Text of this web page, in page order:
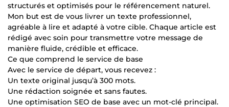
structurés et optimisés pour le référencement naturel.
Mon but est de vous livrer un texte professionnel,
agréable à lire et adapté à votre cible. Chaque article est
rédigé avec soin pour transmettre votre message de
manière fluide, crédible et efficace.
Ce que comprend le service de base
Avec le service de départ, vous recevez :
Un texte original jusqu’à 300 mots.
Une rédaction soignée et sans fautes.
Une optimisation SEO de base avec un mot-clé principal.